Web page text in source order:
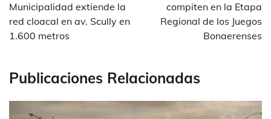
entradas
Municipalidad extiende la
red cloacal en av. Scully en
1.600 metros
compiten en la Etapa
Regional de los Juegos
Bonaerenses
Publicaciones Relacionadas